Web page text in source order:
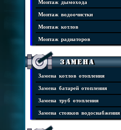
Монтаж дымохода
Монтаж водоочистки
Монтаж котлов
Монтаж радиаторов
Замена
Замена котлов отопления
Замена батарей отопления
Замена труб отопления
Замена стояков водоснабжения